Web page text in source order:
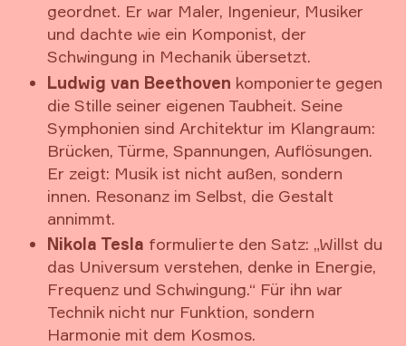
geordnet. Er war Maler, Ingenieur, Musiker
und dachte wie ein Komponist, der
Schwingung in Mechanik übersetzt.
Ludwig van Beethoven komponierte gegen
die Stille seiner eigenen Taubheit. Seine
Symphonien sind Architektur im Klangraum:
Brücken, Türme, Spannungen, Auflösungen.
Er zeigt: Musik ist nicht außen, sondern
innen. Resonanz im Selbst, die Gestalt
annimmt.
Nikola Tesla formulierte den Satz: „Willst du
das Universum verstehen, denke in Energie,
Frequenz und Schwingung.“ Für ihn war
Technik nicht nur Funktion, sondern
Harmonie mit dem Kosmos.